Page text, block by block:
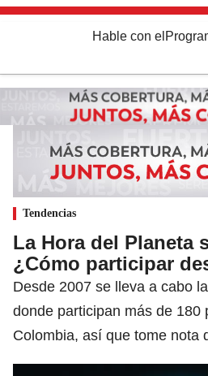
Hable con el
Tendencias
La Hora del Planeta
¿Cómo participar
Desde 2007 se lleva a cabo
donde participan más de 180
Colombia, así que tome nota